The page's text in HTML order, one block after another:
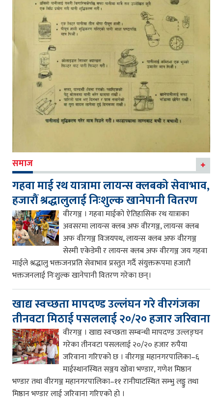
समाज
गहवा माई रथ यात्रामा लायन्स क्लबको सेवाभाव,
हजारौं श्रद्धालुलाई निःशुल्क खानेपानी वितरण
वीरगञ्ज । गहवा माईको ऐतिहासिक रथ यात्राका
अवसरमा लायन्स क्लब अफ वीरगञ्ज, लायन्स क्लब
अफ वीरगञ्ज विजयपथ, लायन्स क्लब अफ वीरगञ्ज
सेस्मी एकेडेमी र लायन्स क्लब अफ वीरगञ्ज जय गहवा
माईले श्रद्धालु भक्तजनप्रति सेवाभाव प्रस्तुत गर्दै संयुक्तरूपमा हजारौं
भक्तजनलाई निःशुल्क खानेपानी वितरण गरेका छन्।
खाद्य स्वच्छता मापदण्ड उल्लंघन गरे वीरगंजका
तीनवटा मिठाई पसललाई २०/२० हजार जरिवाना
वीरगञ्ज । खाद्य स्वच्छता सम्बन्धी मापदण्ड उल्लङ्घन
गरेका तीनवटा पसललाई २०/२० हजार रुपैया
जरिवाना गरिएको छ । वीरगञ्ज महानगरपालिका–६
माईस्थानस्थित सञ्जय खोवा भण्डार, गणेश मिष्ठान
भण्डार तथा वीरगञ्ज महानगरपालिका–११ रानीघाटस्थित सम्भु लड्डु तथा
मिष्ठान भण्डार लाई जरिवाना गरिएको हो ।